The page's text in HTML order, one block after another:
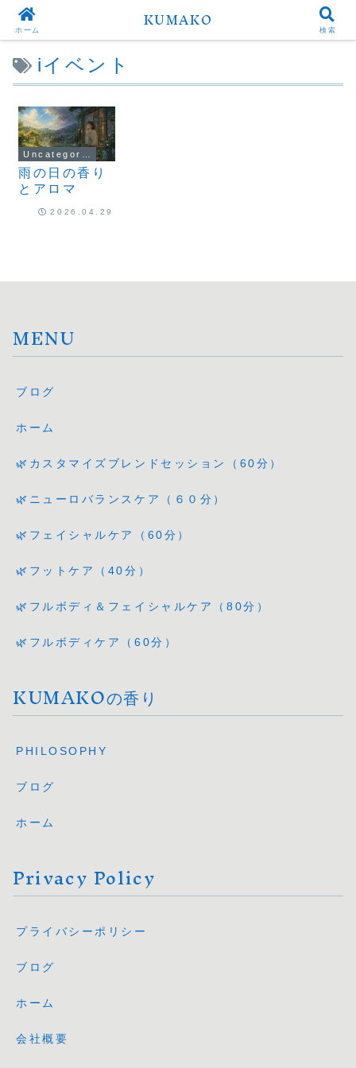
iイベント
雨の日の香り
とアロマ
2026.04.29
MENU
ブログ
ホーム
🌿カスタマイズブレンドセッション（60分）
🌿ニューロバランスケア（６０分）
🌿フェイシャルケア（60分）
🌿フットケア（40分）
🌿フルボディ＆フェイシャルケア（80分）
🌿フルボディケア（60分）
KUMAKOの香り
PHILOSOPHY
ブログ
ホーム
Privacy Policy
プライバシーポリシー
ブログ
ホーム
会社概要
ホーム KUMAKO 検索